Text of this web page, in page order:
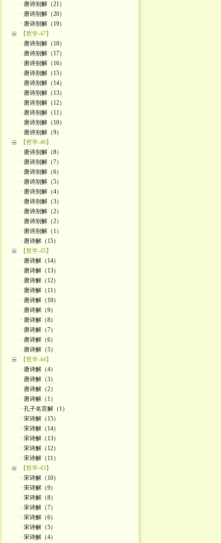
· 唐诗别解（21）
· 唐诗别解（20）
· 唐诗别解（19）
【哲学-47】
· 唐诗别解（18）
· 唐诗别解（17）
· 唐诗别解（16）
· 唐诗别解（15）
· 唐诗别解（14）
· 唐诗别解（13）
· 唐诗别解（12）
· 唐诗别解（11）
· 唐诗别解（10）
· 唐诗别解（9）
【哲学-46】
· 唐诗别解（8）
· 唐诗别解（7）
· 唐诗别解（6）
· 唐诗别解（5）
· 唐诗别解（4）
· 唐诗别解（3）
· 唐诗别解（2）
· 唐诗别解（2）
· 唐诗别解（1）
· 唐诗解（15）
【哲学-45】
· 唐诗解（14）
· 唐诗解（13）
· 唐诗解（12）
· 唐诗解（11）
· 唐诗解（10）
· 唐诗解（9）
· 唐诗解（8）
· 唐诗解（7）
· 唐诗解（6）
· 唐诗解（5）
【哲学-44】
· 唐诗解（4）
· 唐诗解（3）
· 唐诗解（2）
· 唐诗解（1）
· 孔子名言解（1）
· 宋诗解（15）
· 宋诗解（14）
· 宋诗解（13）
· 宋诗解（12）
· 宋诗解（11）
【哲学-43】
· 宋诗解（10）
· 宋诗解（9）
· 宋诗解（8）
· 宋诗解（7）
· 宋诗解（6）
· 宋诗解（5）
· 宋诗解（4）